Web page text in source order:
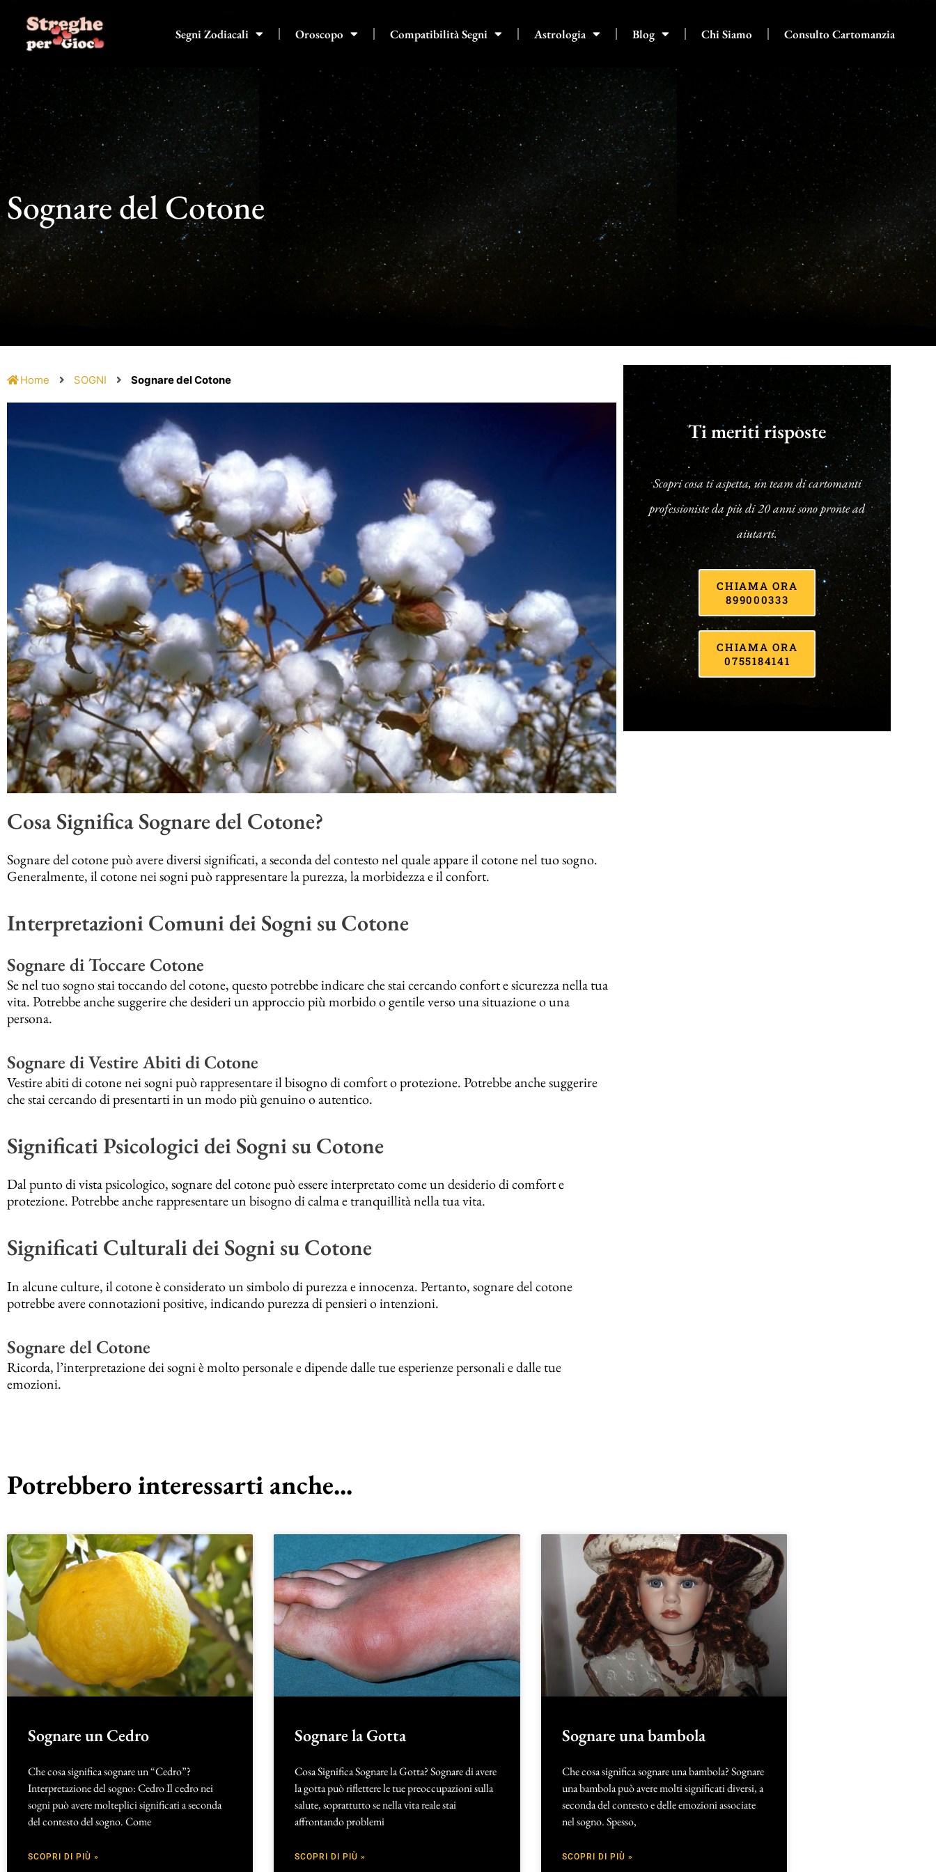
contenuto
Segni Zodiacali Oroscopo Compatibilità Segni Astrologia Blog Chi Siamo Consulto Cartomanzia
Sognare del Cotone
Home SOGNI Sognare del Cotone
Cosa Significa Sognare del Cotone?
Sognare del cotone può avere diversi significati, a seconda del contesto nel quale appare il cotone nel tuo sogno.
Generalmente, il cotone nei sogni può rappresentare la purezza, la morbidezza e il confort.
Interpretazioni Comuni dei Sogni su Cotone
Sognare di Toccare Cotone
Se nel tuo sogno stai toccando del cotone, questo potrebbe indicare che stai cercando confort e sicurezza nella tua
vita. Potrebbe anche suggerire che desideri un approccio più morbido o gentile verso una situazione o una
persona.
Sognare di Vestire Abiti di Cotone
Vestire abiti di cotone nei sogni può rappresentare il bisogno di comfort o protezione. Potrebbe anche suggerire
che stai cercando di presentarti in un modo più genuino o autentico.
Significati Psicologici dei Sogni su Cotone
Dal punto di vista psicologico, sognare del cotone può essere interpretato come un desiderio di comfort e
protezione. Potrebbe anche rappresentare un bisogno di calma e tranquillità nella tua vita.
Significati Culturali dei Sogni su Cotone
In alcune culture, il cotone è considerato un simbolo di purezza e innocenza. Pertanto, sognare del cotone
potrebbe avere connotazioni positive, indicando purezza di pensieri o intenzioni.
Sognare del Cotone
Ricorda, l’interpretazione dei sogni è molto personale e dipende dalle tue esperienze personali e dalle tue
emozioni.
Ti meriti risposte
Scopri cosa ti aspetta, un team di cartomanti
professioniste da più di 20 anni sono pronte ad
aiutarti.
CHIAMA ORA
899000333
CHIAMA ORA
0755184141
Potrebbero interessarti anche...
Sognare un Cedro
Che cosa significa sognare un “Cedro”?
Interpretazione del sogno: Cedro Il cedro nei
sogni può avere molteplici significati a seconda
del contesto del sogno. Come
SCOPRI DI PIÙ »
Sognare la Gotta
Cosa Significa Sognare la Gotta? Sognare di avere
la gotta può riflettere le tue preoccupazioni sulla
salute, soprattutto se nella vita reale stai
affrontando problemi
SCOPRI DI PIÙ »
Sognare una bambola
Che cosa significa sognare una bambola? Sognare
una bambola può avere molti significati diversi, a
seconda del contesto e delle emozioni associate
nel sogno. Spesso,
SCOPRI DI PIÙ »